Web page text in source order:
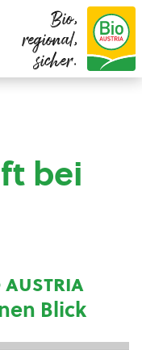
Bio,
regional,
sicher.
bei
austria
Blick